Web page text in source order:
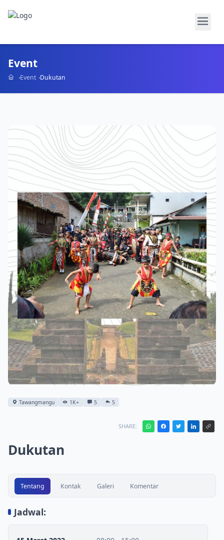
Event
Event Dukutan
Tawangmangu 1K+ 5 5
SHARE:
Dukutan
Tentang Kontak Galeri Komentar
Jadwal: